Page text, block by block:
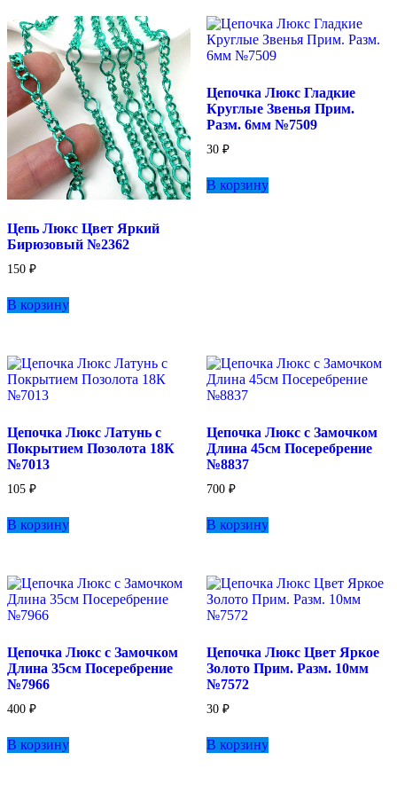
Цепь Люкс Цвет Яркий
Бирюзовый №2362
150 ₽
В корзину
Цепочка Люкс Гладкие
Круглые Звенья Прим.
Разм. 6мм №7509
30 ₽
В корзину
Цепочка Люкс Латунь с
Покрытием Позолота 18К
№7013
105 ₽
В корзину
Цепочка Люкс с Замочком
Длина 45см Посеребрение
№8837
700 ₽
В корзину
Цепочка Люкс с Замочком
Длина 35см Посеребрение
№7966
400 ₽
В корзину
Цепочка Люкс Цвет Яркое
Золото Прим. Разм. 10мм
№7572
30 ₽
В корзину